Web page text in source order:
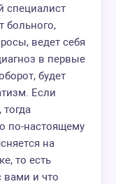
специалист
больного,
ведет себя
в первые
будет
Если
тогда
по-настоящему
на
то есть
вами и что